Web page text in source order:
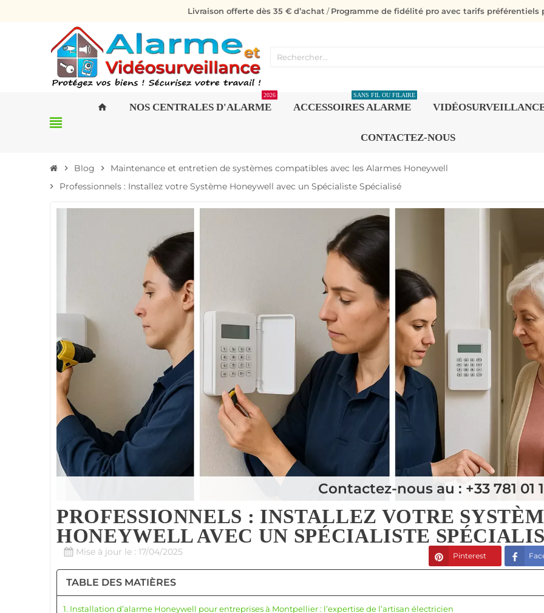
Livraison offerte dès 35 € d’achat /Programme de fidélité pro avec tarifs préférentiels
view_headline
home NOS CENTRALES D'ALARME
2026
ACCESSOIRES ALARME
SANS FIL OU FILAIRE
CONTACTEZ-NOUS
chevron_right Blog chevron_right Maintenance et entretien de systèmes compatibles avec les Alarmes Honeywell
chevron_right Professionnels : Installez votre Système Honeywell avec un Spécialiste Spécialisé
Contactez-nous au : +33 781 01
PROFESSIONNELS : INSTALLEZ VOTRE
HONEYWELL AVEC UN SPÉCIALISTE
Mise à jour le : 17/04/2025 Pinterest
TABLE DES MATIÈRES
1. Installation d’alarme Honeywell pour entreprises à Montpellier : l’expertise de l’artisan électricien